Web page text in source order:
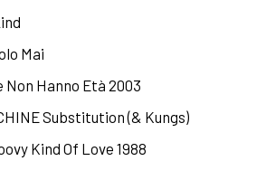
Mai
Non Hanno Età 2003
Substitution (& Kungs)
Kind Of Love 1988